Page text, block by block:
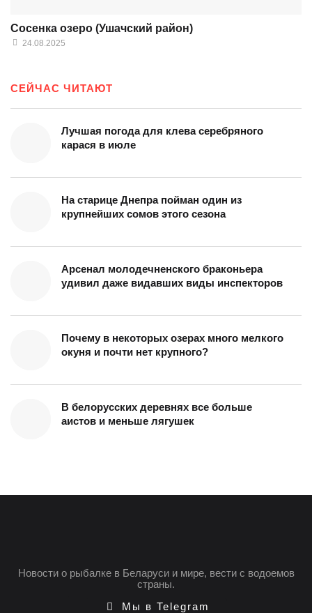
Сосенка озеро (Ушачский район)
24.08.2025
СЕЙЧАС ЧИТАЮТ
Лучшая погода для клева серебряного
карася в июле
На старице Днепра пойман один из
крупнейших сомов этого сезона
Арсенал молодечненского браконьера
удивил даже видавших виды инспекторов
Почему в некоторых озерах много мелкого
окуня и почти нет крупного?
В белорусских деревнях все больше
аистов и меньше лягушек
Новости о рыбалке в Беларуси и мире, вести с водоемов
страны.
Мы в Telegram